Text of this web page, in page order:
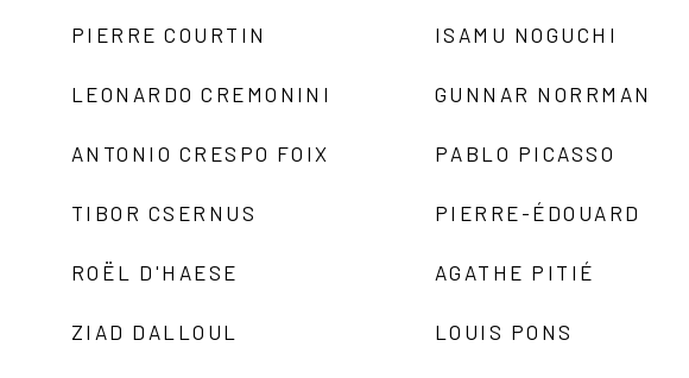
PIERRE COURTIN
LEONARDO CREMONINI
ANTONIO CRESPO FOIX
TIBOR CSERNUS
ROËL D'HAESE
ZIAD DALLOUL
ISAMU NOGUCHI
GUNNAR NORRMAN
PABLO PICASSO
PIERRE-ÉDOUARD
AGATHE PITIÉ
LOUIS PONS